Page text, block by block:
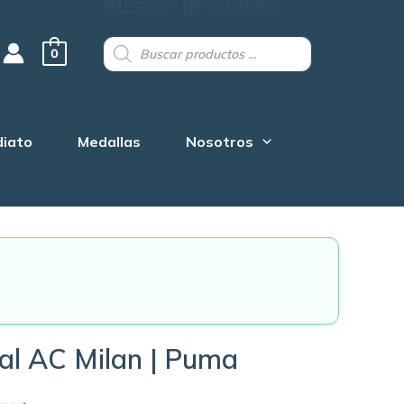
0
Products
search
Medallas Nosotros
AC Milan | Puma